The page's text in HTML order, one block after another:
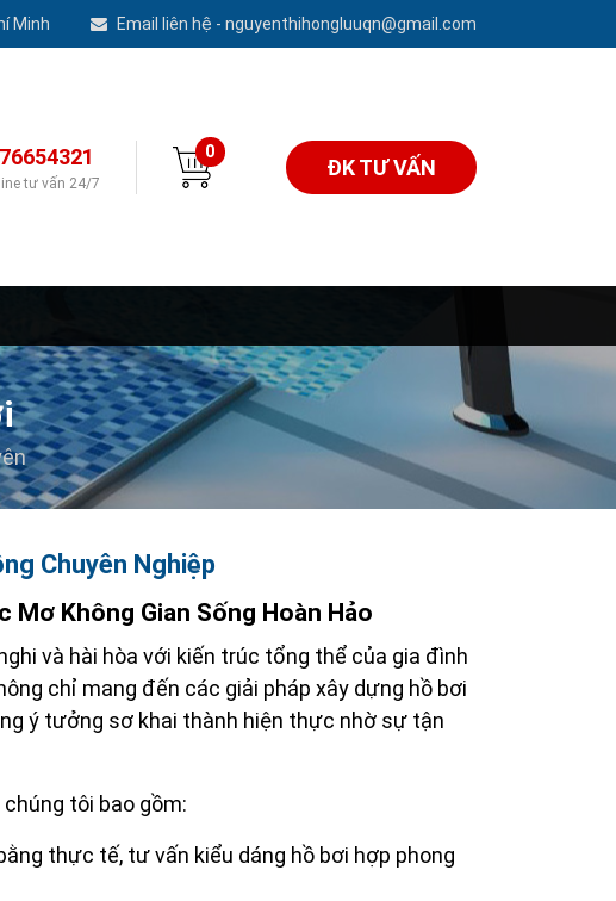
Minh Email liên hệ - nguyenthihongluuqn@gmail.com
tư vấn 24/7
0
ĐK TƯ VẤN
Chuyên Nghiệp
Mơ Không Gian Sống Hoàn Hảo
và hài hòa với kiến trúc tổng thể của gia đình
chỉ mang đến các giải pháp xây dựng hồ bơi
ý tưởng sơ khai thành hiện thực nhờ sự tận
tôi bao gồm:
thực tế, tư vấn kiểu dáng hồ bơi hợp phong